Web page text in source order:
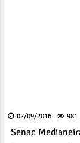
02/09/2016 981
Senac